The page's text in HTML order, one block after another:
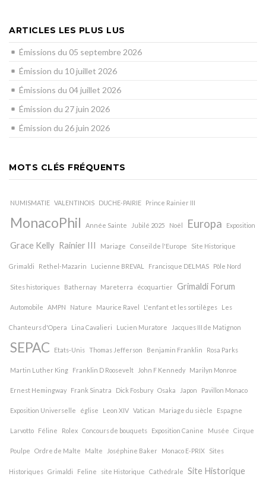
ARTICLES LES PLUS LUS
Émissions du 05 septembre 2026
Émission du 10 juillet 2026
Émissions du 04 juillet 2026
Émission du 27 juin 2026
Émission du 26 juin 2026
MOTS CLÉS FRÉQUENTS
NUMISMATIE VALENTINOIS DUCHE-PAIRIE Prince Rainier III
MonacoPhil Année Sainte Jubilé 2025 Noël Europa Exposition
Grace Kelly Rainier III Mariage Conseil de l'Europe Site Historique
Grimaldi Rethel-Mazarin Lucienne BREVAL Francisque DELMAS Pôle Nord
Sites historiques Bathernay Mareterra écoquartier Grimaldi Forum
Automobile AMPN Nature Maurice Ravel L'enfant et les sortilèges Les
Chanteurs d'Opera Lina Cavalieri Lucien Muratore Jacques III de Matignon
SEPAC Etats-Unis Thomas Jefferson Benjamin Franklin Rosa Parks
Martin Luther King Franklin D Roosevelt John F Kennedy Marilyn Monroe
Ernest Hemingway Frank Sinatra Dick Fosbury Osaka Japon Pavillon Monaco
Exposition Universelle église Leon XIV Vatican Mariage du siècle Espagne
Larvotto Féline Rolex Concours de bouquets Exposition Canine Musée Cirque
Poulpe Ordre de Malte Malte Joséphine Baker Monaco E-PRIX Sites
Historiques Grimaldi Feline site Historique Cathédrale Site Historique